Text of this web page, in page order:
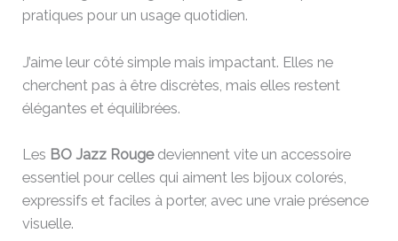
pratiques pour un usage quotidien.
J’aime leur côté simple mais impactant. Elles ne
cherchent pas à être discrètes, mais elles restent
élégantes et équilibrées.
Les BO Jazz Rougedeviennent vite un accessoire
essentiel pour celles qui aiment les bijoux colorés,
expressifs et faciles à porter, avec une vraie présence
visuelle.